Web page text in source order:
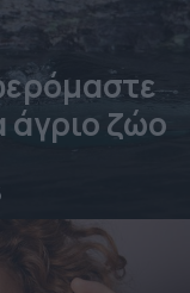
άγριο ζώο